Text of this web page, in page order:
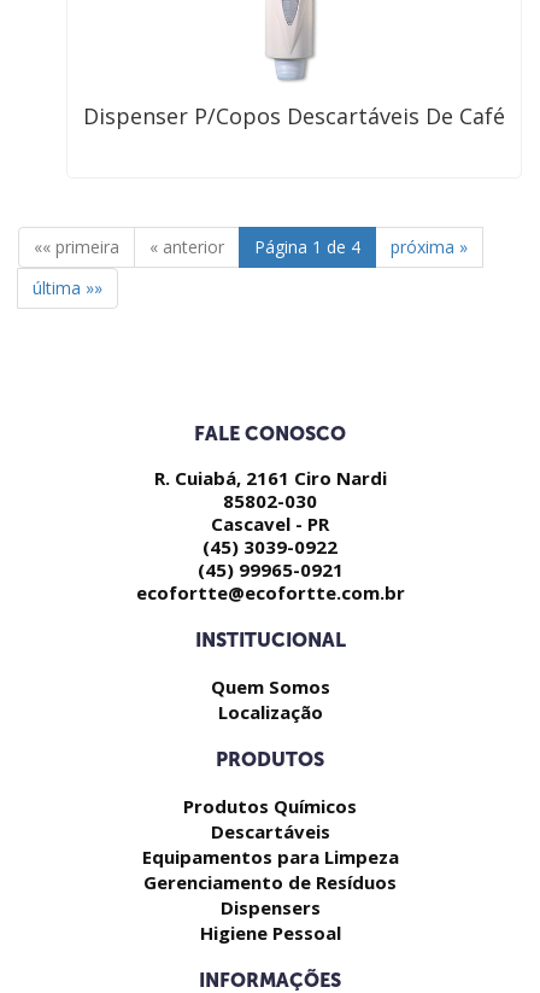
Dispenser P/Copos Descartáveis De Café
«« primeira « anterior Página 1 de 4 próxima »
última »»
FALE CONOSCO
R. Cuiabá, 2161 Ciro Nardi
85802-030
Cascavel - PR
(45) 3039-0922
(45) 99965-0921
ecofortte@ecofortte.com.br
INSTITUCIONAL
Quem Somos
Localização
PRODUTOS
Produtos Químicos
Descartáveis
Equipamentos para Limpeza
Gerenciamento de Resíduos
Dispensers
Higiene Pessoal
INFORMAÇÕES